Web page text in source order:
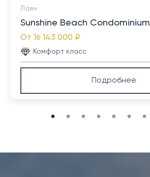
Лаян
Sunshine Beach Condominium
От 16 143 000 ₽
Комфорт класс
Подробнее